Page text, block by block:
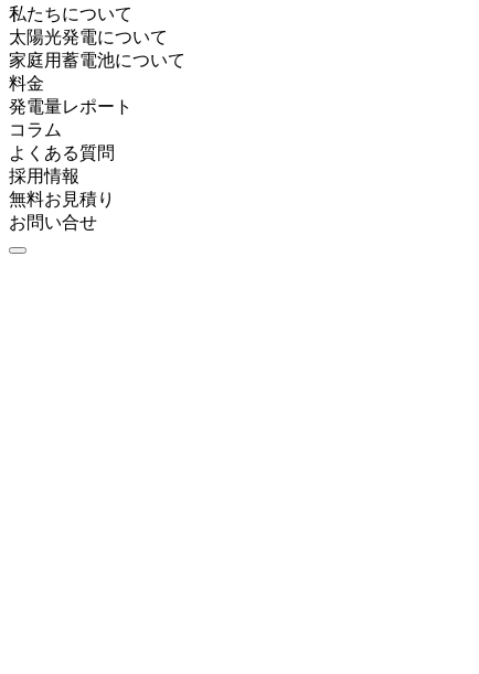
私たちについて
太陽光発電について
家庭用蓄電池について
料金
発電量レポート
コラム
よくある質問
採用情報
無料お見積り
お問い合せ